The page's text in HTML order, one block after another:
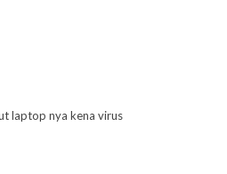
laptop nya kena virus